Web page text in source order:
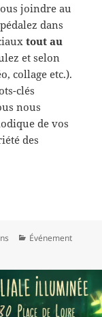
joindre au
dans
tout au
et selon
collage etc.).
clés
nous
de vos
des
à vélo » en avril
Catégories
Événement